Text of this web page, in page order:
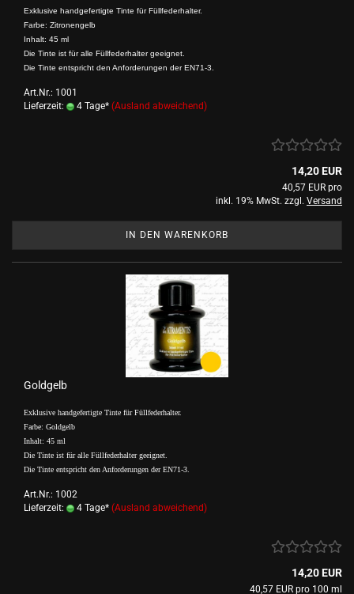
Exklusive handgefertigte Tinte für Füllfederhalter.
Farbe: Zitronengelb
Inhalt: 45 ml
Die Tinte ist für alle Füllfederhalter geeignet.
Die Tinte entspricht den Anforderungen der EN71-3.
Art.Nr.: 1001
Lieferzeit:
4 Tage* (Ausland abweichend)
14,20 EUR
40,57 EUR pro
inkl. 19% MwSt. zzgl. Versand
IN DEN WARENKORB
Goldgelb
Exklusive handgefertigte Tinte für Füllfederhalter.
Farbe: Goldgelb
Inhalt: 45 ml
Die Tinte ist für alle Füllfederhalter geeignet.
Die Tinte entspricht den Anforderungen der EN71-3.
Art.Nr.: 1002
Lieferzeit:
4 Tage* (Ausland abweichend)
14,20 EUR
40,57 EUR pro 100 ml